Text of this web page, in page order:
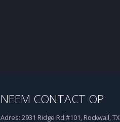
NEEM CONTACT OP
Adres: 2931 Ridge Rd #101, Rockwall, TX